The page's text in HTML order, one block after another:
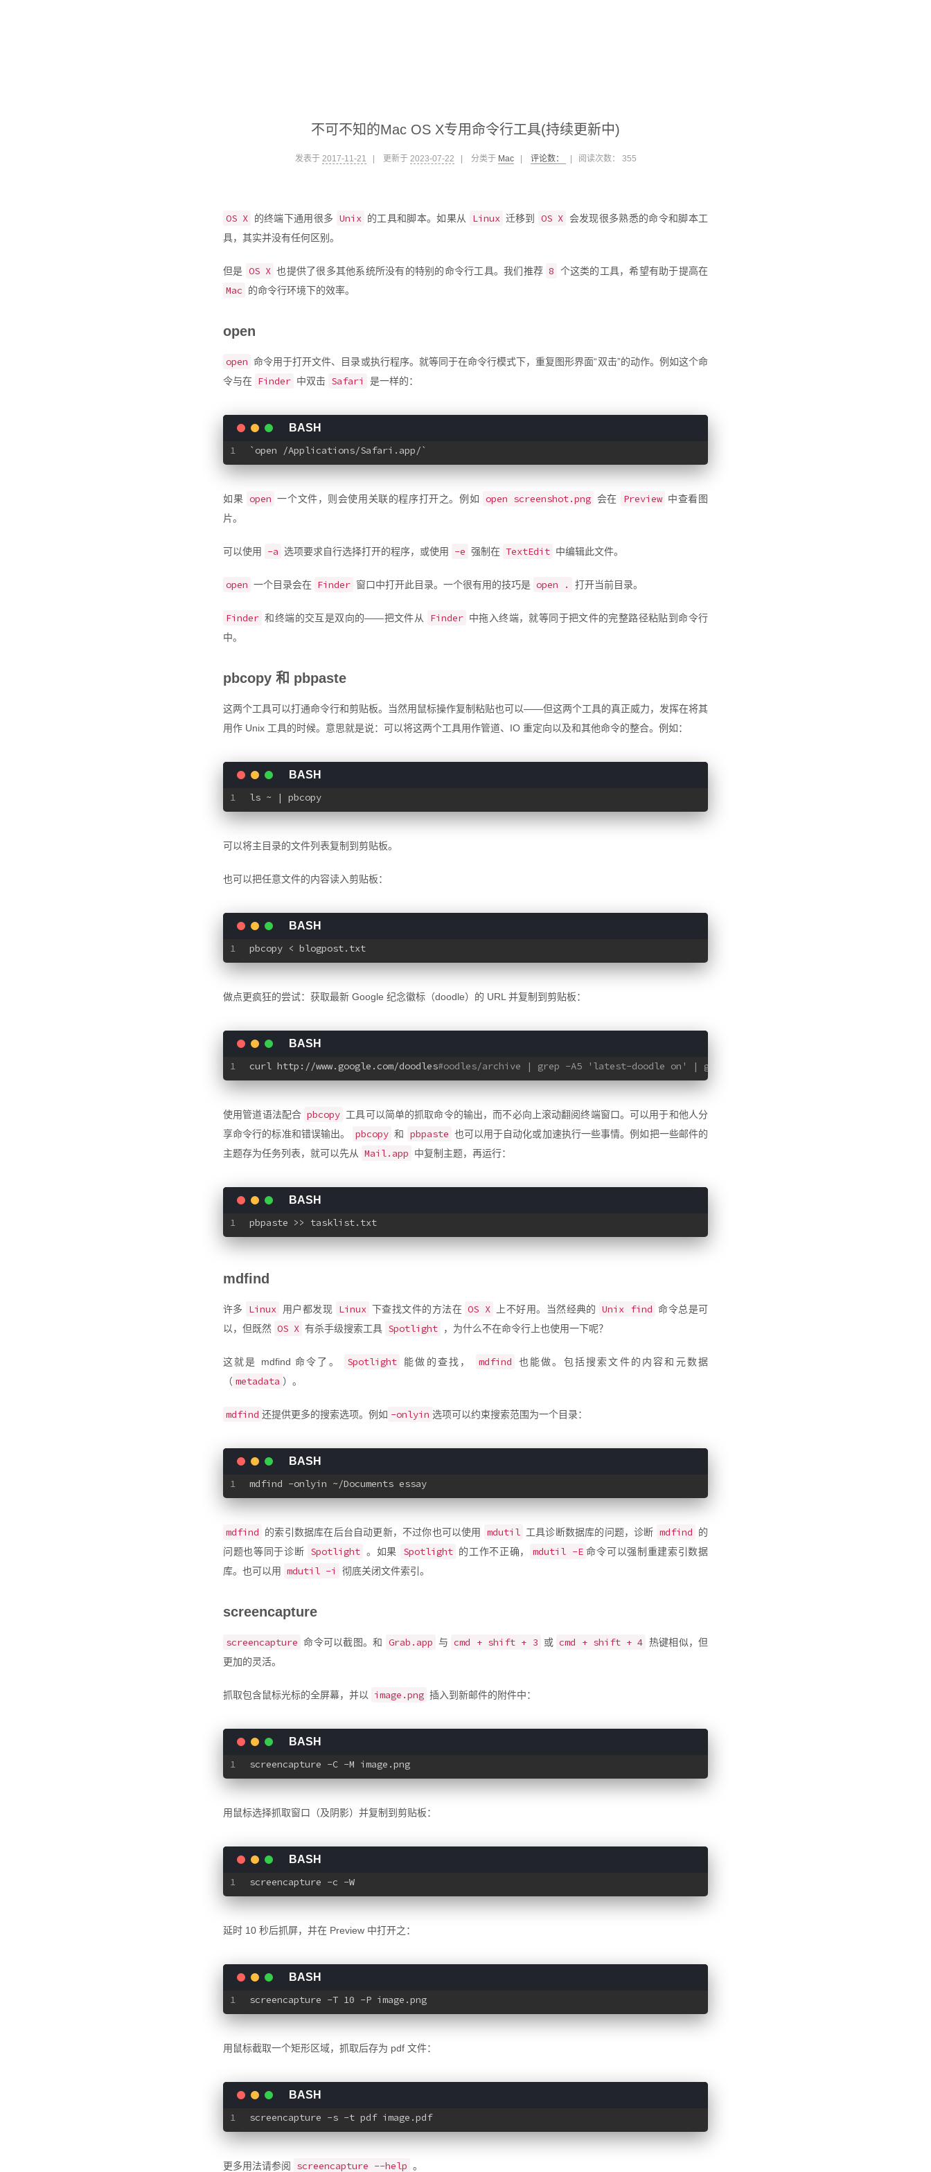
不可不知的Mac OS X专用命令行工具(持续更新中)
发表于 2017-11-21 更新于 2023-07-22 分类于 Mac 评论数： 阅读次数： 355
OS X 的终端下通用很多 Unix 的工具和脚本。如果从 Linux 迁移到 OS X 会发现很多熟悉的命令和脚本工
具，其实并没有任何区别。
但是 OS X 也提供了很多其他系统所没有的特别的命令行工具。我们推荐 8 个这类的工具，希望有助于提高在
Mac 的命令行环境下的效率。
open
open 命令用于打开文件、目录或执行程序。就等同于在命令行模式下，重复图形界面“双击”的动作。例如这个命
令与在 Finder 中双击 Safari 是一样的：
1 `open /Applications/Safari.app/`
如果 open 一个文件，则会使用关联的程序打开之。例如 open screenshot.png 会在 Preview 中查看图
片。
可以使用 -a 选项要求自行选择打开的程序，或使用 -e 强制在 TextEdit 中编辑此文件。
open 一个目录会在 Finder 窗口中打开此目录。一个很有用的技巧是 open . 打开当前目录。
Finder 和终端的交互是双向的——把文件从 Finder 中拖入终端，就等同于把文件的完整路径粘贴到命令行
中。
pbcopy 和 pbpaste
这两个工具可以打通命令行和剪贴板。当然用鼠标操作复制粘贴也可以——但这两个工具的真正威力，发挥在将其
用作 Unix 工具的时候。意思就是说：可以将这两个工具用作管道、IO 重定向以及和其他命令的整合。例如：
1 ls ~ | pbcopy
可以将主目录的文件列表复制到剪贴板。
也可以把任意文件的内容读入剪贴板：
1 pbcopy < blogpost.txt
做点更疯狂的尝试：获取最新 Google 纪念徽标（doodle）的 URL 并复制到剪贴板：
1 curl http://www.google.com/doodles#oodles/archive | grep -A5 'latest-doodle on' | grep 'img src' | sed s/.*'<img
使用管道语法配合 pbcopy 工具可以简单的抓取命令的输出，而不必向上滚动翻阅终端窗口。可以用于和他人分
享命令行的标准和错误输出。
pbcopy 和 pbpaste 也可以用于自动化或加速执行一些事情。例如把一些邮件的
主题存为任务列表，就可以先从
Mail.app 中复制主题，再运行：
1 pbpaste >> tasklist.txt
mdfind
许多 Linux 用户都发现 Linux 下查找文件的方法在 OS X 上不好用。当然经典的 Unix find 命令总是可
以，但既然 OS X 有杀手级搜索工具 Spotlight ，为什么不在命令行上也使用一下呢？
这就是 mdfind 命令了。 Spotlight 能做的查找， mdfind
也能做。包括搜索文件的内容和元数据
（ metadata ）。
mdfind 还提供更多的搜索选项。例如 -onlyin 选项可以约束搜索范围为一个目录：
1 mdfind -onlyin ~/Documents essay
mdfind 的索引数据库在后台自动更新，不过你也可以使用 mdutil 工具诊断数据库的问题，诊断 mdfind
的
问题也等同于诊断
Spotlight 。如果 Spotlight 的工作不正确， mdutil -E 命令可以强制重建索引数据
库。也可以用
mdutil -i 彻底关闭文件索引。
screencapture
screencapture 命令可以截图。和 Grab.app 与 cmd + shift + 3 或 cmd + shift + 4 热键相似，但
更加的灵活。
抓取包含鼠标光标的全屏幕，并以 image.png 插入到新邮件的附件中：
1 screencapture -C -M image.png
用鼠标选择抓取窗口（及阴影）并复制到剪贴板：
1 screencapture -c -W
延时 10 秒后抓屏，并在 Preview 中打开之：
1 screencapture -T 10 -P image.png
用鼠标截取一个矩形区域，抓取后存为 pdf 文件：
1 screencapture -s -t pdf image.pdf
更多用法请参阅 screencapture --help 。